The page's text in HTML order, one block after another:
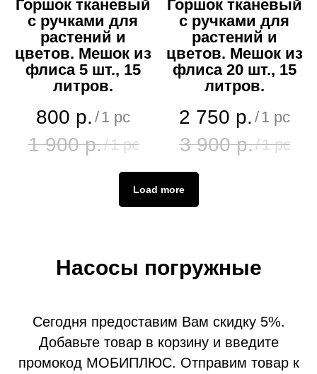
Горшок тканевый
с ручками для
растений и
цветов. Мешок из
флиса 5 шт., 15
литров.
800 р. /1 pc
1 900 р./1 pc
Горшок тканевый
с ручками для
растений и
цветов. Мешок из
флиса 20 шт., 15
литров.
2 750 р. /1 pc
3 900 р./1 pc
Load more
Насосы погружные
Сегодня предоставим Вам скидку 5%.
Добавьте товар в корзину и введите
промокод МОБИПЛЮС. Отправим товар к